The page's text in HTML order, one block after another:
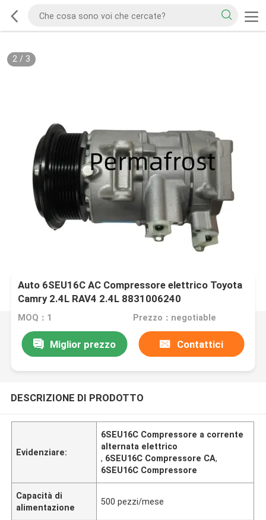
2/ 3
Auto 6SEU16C AC Compressore elettrico Toyota
Camry 2.4L RAV4 2.4L 8831006240
MOQ：1 Prezzo：negotiable
Miglior prezzo Contattici
DESCRIZIONE DI PRODOTTO
Evidenziare:
6SEU16C Compressore a corrente
alternata elettrico
, 6SEU16C Compressore CA,
6SEU16C Compressore
Capacità di
alimentazione
500 pezzi/mese